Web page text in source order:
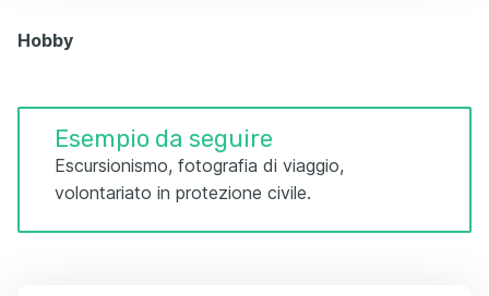
Hobby
Esempio da seguire
Escursionismo, fotografia di viaggio,
volontariato in protezione civile.